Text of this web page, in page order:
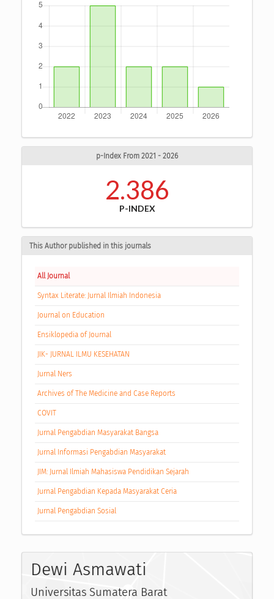
p-Index From 2021 - 2026
2.386
P-INDEX
This Author published in this journals
All Journal
Syntax Literate: Jurnal Ilmiah Indonesia
Journal on Education
Ensiklopedia of Journal
JIK- JURNAL ILMU KESEHATAN
Jurnal Ners
Archives of The Medicine and Case Reports
COVIT
Jurnal Pengabdian Masyarakat Bangsa
Jurnal Informasi Pengabdian Masyarakat
JIM: Jurnal Ilmiah Mahasiswa Pendidikan Sejarah
Jurnal Pengabdian Kepada Masyarakat Ceria
Jurnal Pengabdian Sosial
Dewi Asmawati
Universitas Sumatera Barat